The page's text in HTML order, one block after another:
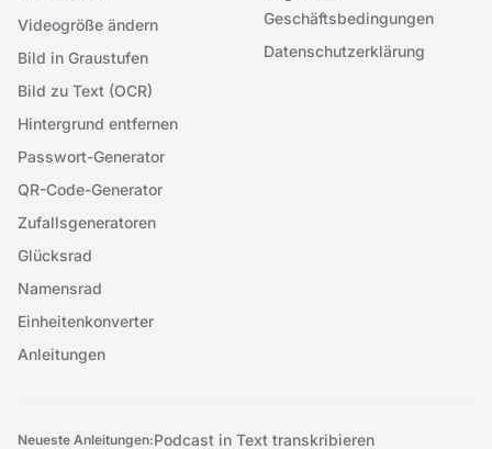
Videogröße ändern
Bild in Graustufen
Bild zu Text (OCR)
Hintergrund entfernen
Passwort-Generator
QR-Code-Generator
Zufallsgeneratoren
Glücksrad
Namensrad
Einheitenkonverter
Anleitungen
Geschäftsbedingungen
Datenschutzerklärung
Neueste Anleitungen:Podcast in Text transkribieren